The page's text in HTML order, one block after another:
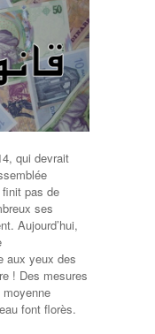
qui devrait
finit pas de
ses
Aujourd’hui,
aux yeux des
! Des mesures
font florès.